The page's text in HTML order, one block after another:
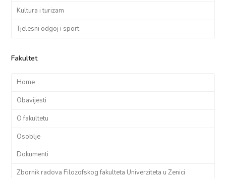
Kultura i turizam
Tjelesni odgoj i sport
Fakultet
Home
Obavijesti
O fakultetu
Osoblje
Dokumenti
Zbornik radova Filozofskog fakulteta Univerziteta u Zenici